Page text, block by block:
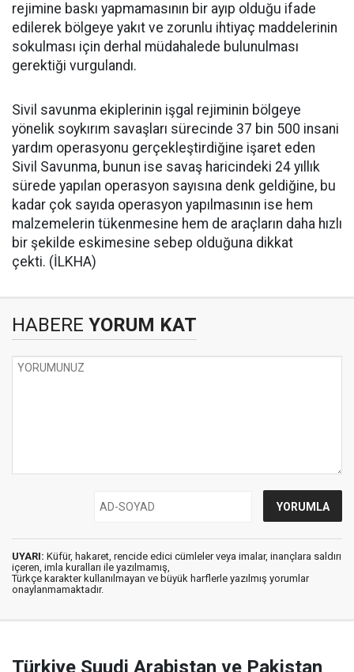
rejimine baskı yapmamasının bir ayıp olduğu ifade
edilerek bölgeye yakıt ve zorunlu ihtiyaç maddelerinin
sokulması için derhal müdahalede bulunulması
gerektiği vurgulandı.
Sivil savunma ekiplerinin işgal rejiminin bölgeye
yönelik soykırım savaşları sürecinde 37 bin 500 insani
yardım operasyonu gerçekleştirdiğine işaret eden
Sivil Savunma, bunun ise savaş haricindeki 24 yıllık
sürede yapılan operasyon sayısına denk geldiğine, bu
kadar çok sayıda operasyon yapılmasının ise hem
malzemelerin tükenmesine hem de araçların daha hızlı
bir şekilde eskimesine sebep olduğuna dikkat
çekti. (İLKHA)
HABERE YORUM KAT
UYARI: Küfür, hakaret, rencide edici cümleler veya imalar, inançlara saldırı
içeren, imla kuralları ile yazılmamış,
Türkçe karakter kullanılmayan ve büyük harflerle yazılmış yorumlar
onaylanmamaktadır.
Türkiye Suudi Arabistan ve Pakistan